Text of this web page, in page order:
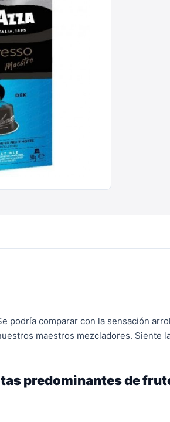
podría comparar con la sensación
maestros mezcladores. Siente
predominantes de